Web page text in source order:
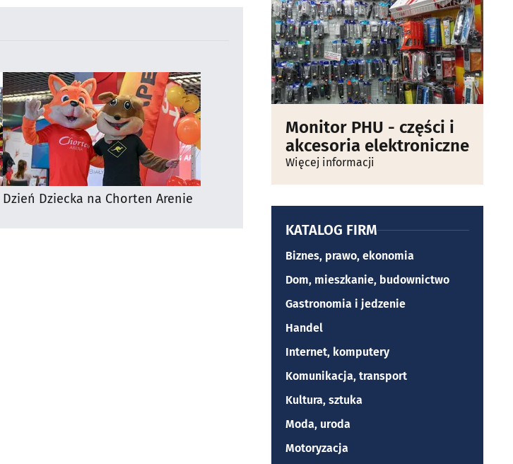
Dzień Dziecka na Chorten Arenie
Monitor PHU - części i
akcesoria elektroniczne
Więcej informacji
KATALOG FIRM
Biznes, prawo, ekonomia
Dom, mieszkanie, budownictwo
Gastronomia i jedzenie
Handel
Internet, komputery
Komunikacja, transport
Kultura, sztuka
Moda, uroda
Motoryzacja